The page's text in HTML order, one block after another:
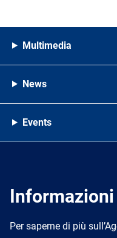
Multimedia
News
Events
Informazioni
Per saperne di più